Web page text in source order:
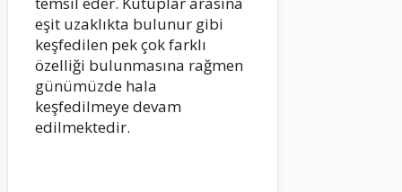
eşit uzaklıkta bulunur gibi
keşfedilen pek çok farklı
özelliği bulunmasına rağmen
günümüzde hala
keşfedilmeye devam
edilmektedir.